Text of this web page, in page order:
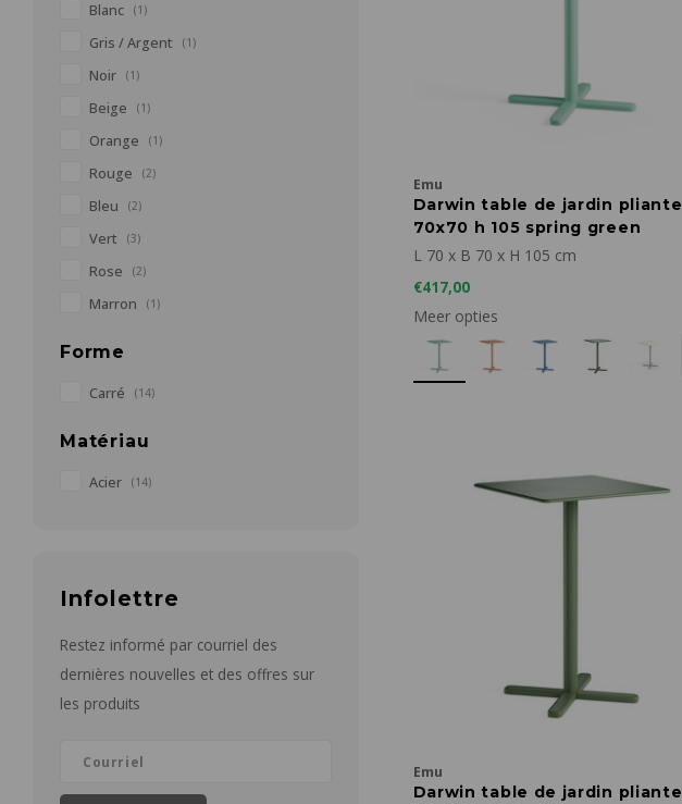
Blanc (1)
Gris / Argent (1)
Noir (1)
Beige (1)
Orange (1)
Rouge (2)
Bleu (2)
Vert (3)
Rose (2)
Marron (1)
Forme
Carré (14)
Matériau
Acier (14)
Infolettre
Restez informé par courriel des
dernières nouvelles et des offres sur
les produits
Emu
Darwin table de jardin pliante
70x70 h 105 spring green
L 70 x B 70 x H 105 cm
€417,00
Meer opties
Emu
Darwin table de jardin pliante